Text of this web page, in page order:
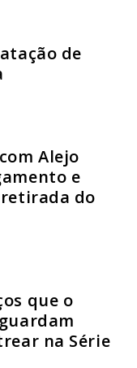
de
Alejo
e
do
que o
na Série